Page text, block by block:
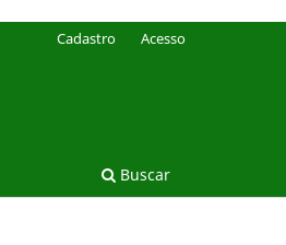
Buscar
Cadastro Acesso